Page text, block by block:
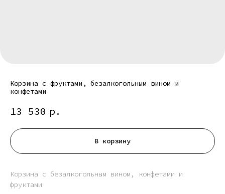
Корзина с фруктами, безалкогольным вином и
конфетами
13 530 р.
В корзину
Корзина с безалкогольным вином, конфетами и
фруктами